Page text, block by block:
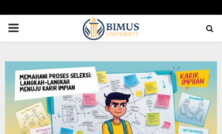
PRIMARY